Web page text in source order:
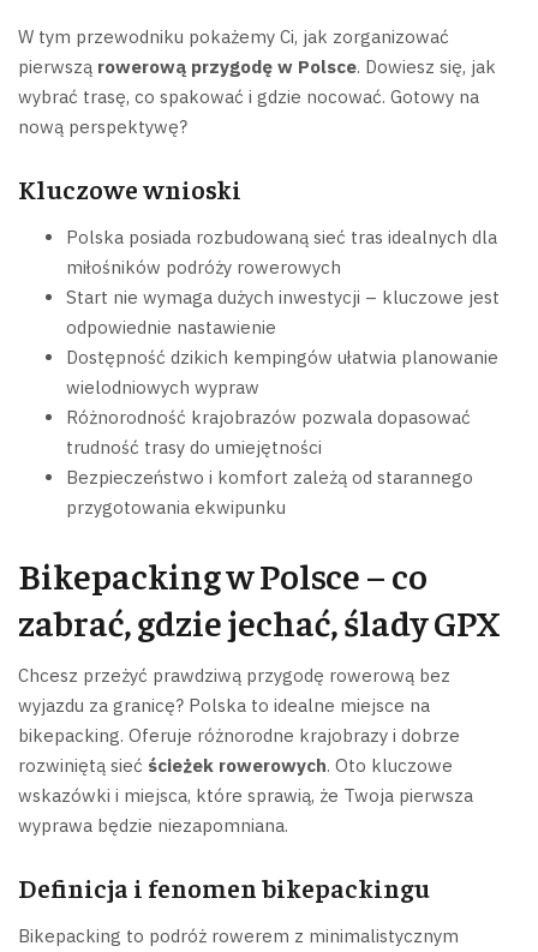
W tym przewodniku pokażemy Ci, jak zorganizować
pierwszą rowerową przygodę w Polsce. Dowiesz się, jak
wybrać trasę, co spakować i gdzie nocować. Gotowy na
nową perspektywę?
Kluczowe wnioski
Polska posiada rozbudowaną sieć tras idealnych dla
miłośników podróży rowerowych
Start nie wymaga dużych inwestycji – kluczowe jest
odpowiednie nastawienie
Dostępność dzikich kempingów ułatwia planowanie
wielodniowych wypraw
Różnorodność krajobrazów pozwala dopasować
trudność trasy do umiejętności
Bezpieczeństwo i komfort zależą od starannego
przygotowania ekwipunku
Bikepacking w Polsce – co
zabrać, gdzie jechać, ślady GPX
Chcesz przeżyć prawdziwą przygodę rowerową bez
wyjazdu za granicę? Polska to idealne miejsce na
bikepacking. Oferuje różnorodne krajobrazy i dobrze
rozwiniętą sieć ścieżek rowerowych. Oto kluczowe
wskazówki i miejsca, które sprawią, że Twoja pierwsza
wyprawa będzie niezapomniana.
Definicja i fenomen bikepackingu
Bikepacking to podróż rowerem z minimalistycznym